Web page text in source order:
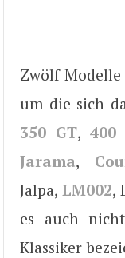
Zwölf
um die sich
350 GT,400
Jarama,
Jalpa, LM002,
es auch
Klassiker